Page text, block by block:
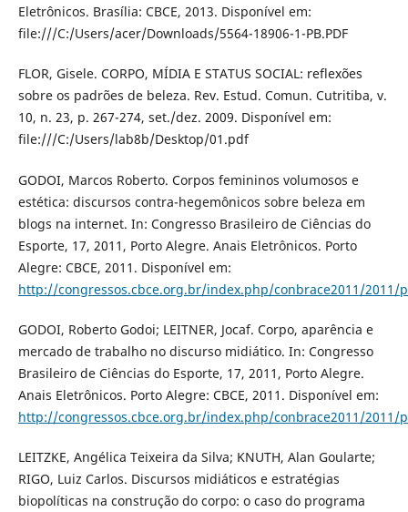
Eletrônicos. Brasília: CBCE, 2013. Disponível em:
file:///C:/Users/acer/Downloads/5564-18906-1-PB.PDF
FLOR, Gisele. CORPO, MÍDIA E STATUS SOCIAL: reflexões
sobre os padrões de beleza. Rev. Estud. Comun. Cutritiba, v.
10, n. 23, p. 267-274, set./dez. 2009. Disponível em:
file:///C:/Users/lab8b/Desktop/01.pdf
GODOI, Marcos Roberto. Corpos femininos volumosos e
estética: discursos contra-hegemônicos sobre beleza em
blogs na internet. In: Congresso Brasileiro de Ciências do
Esporte, 17, 2011, Porto Alegre. Anais Eletrônicos. Porto
Alegre: CBCE, 2011. Disponível em:
http://congressos.cbce.org.br/index.php/conbrace2011/2011/
GODOI, Roberto Godoi; LEITNER, Jocaf. Corpo, aparência e
mercado de trabalho no discurso midiático. In: Congresso
Brasileiro de Ciências do Esporte, 17, 2011, Porto Alegre.
Anais Eletrônicos. Porto Alegre: CBCE, 2011. Disponível em:
http://congressos.cbce.org.br/index.php/conbrace2011/2011/
LEITZKE, Angélica Teixeira da Silva; KNUTH, Alan Goularte;
RIGO, Luiz Carlos. Discursos midiáticos e estratégias
biopolíticas na construção do corpo: o caso do programa